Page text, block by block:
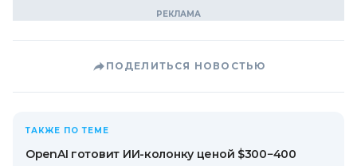
ПОДЕЛИТЬСЯ НОВОСТЬЮ
ТАКЖЕ ПО ТЕМЕ
OpenAI готовит ИИ-колонку ценой $300−400